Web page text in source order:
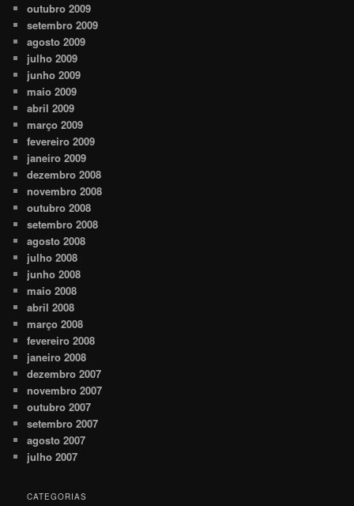
outubro 2009
setembro 2009
agosto 2009
julho 2009
junho 2009
maio 2009
abril 2009
março 2009
fevereiro 2009
janeiro 2009
dezembro 2008
novembro 2008
outubro 2008
setembro 2008
agosto 2008
julho 2008
junho 2008
maio 2008
abril 2008
março 2008
fevereiro 2008
janeiro 2008
dezembro 2007
novembro 2007
outubro 2007
setembro 2007
agosto 2007
julho 2007
CATEGORIAS